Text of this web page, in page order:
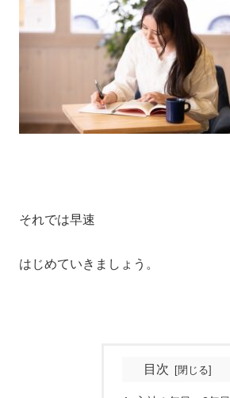
それでは早速
はじめていきましょう。
目次